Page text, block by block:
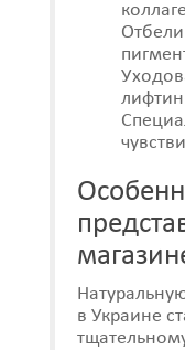
в Украине